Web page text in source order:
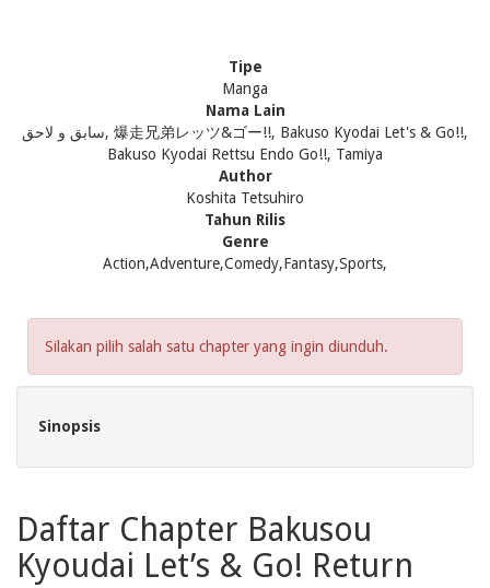
Tipe
Manga
Nama Lain
سابق و لاحق, 爆走兄弟レッツ&ゴー!!, Bakuso Kyodai Let's & Go!!,
Bakuso Kyodai Rettsu Endo Go!!, Tamiya
Author
Koshita Tetsuhiro
Tahun Rilis
Genre
Action,Adventure,Comedy,Fantasy,Sports,
Silakan pilih salah satu chapter yang ingin diunduh.
Sinopsis
Daftar Chapter Bakusou
Kyoudai Let’s & Go! Return